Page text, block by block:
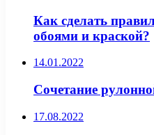
Как сделать
обоями и краской?
14.01.2022
Сочетание
17.08.2022